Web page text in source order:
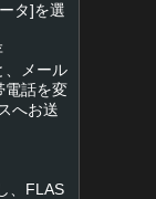
タ]を選
メール
電話を変
へお送
、FLAS